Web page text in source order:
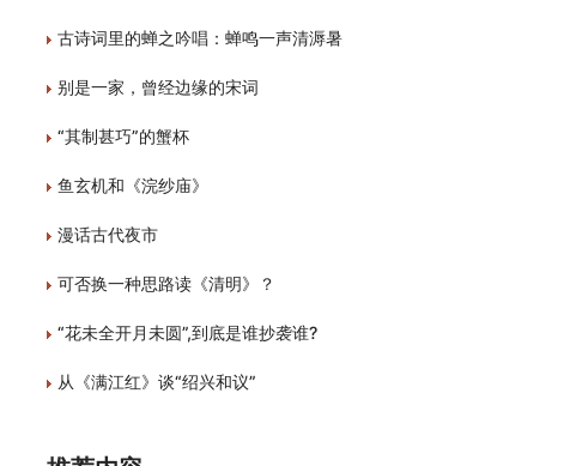
古诗词里的蝉之吟唱：蝉鸣一声清溽暑
别是一家，曾经边缘的宋词
“其制甚巧”的蟹杯
鱼玄机和《浣纱庙》
漫话古代夜市
可否换一种思路读《清明》？
“花未全开月未圆”,到底是谁抄袭谁?
从《满江红》谈“绍兴和议”